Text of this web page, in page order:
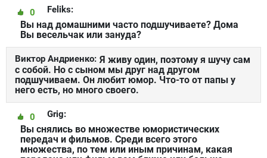
Feliks:
0
Вы над домашними часто подшучиваете? Дома
Вы весельчак или зануда?
Виктор Андриенко: Я живу один, поэтому я шучу сам
с собой. Но с сыном мы друг над другом
подшучиваем. Он любит юмор. Что-то от папы у
него есть, но много своего.
Grig:
0
Вы снялись во множестве юмористических
передач и фильмов. Среди всего этого
множества, по тем или иным причинам, какая